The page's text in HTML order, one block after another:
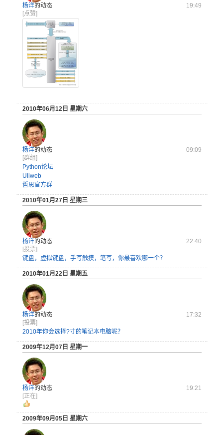
杨洋的动态
19:49
[点赞]
2010年06月12日 星期六
杨洋的动态
09:09
[群组]
Python论坛
Uliweb
哲思官方群
2010年01月27日 星期三
杨洋的动态
22:40
[投票]
键盘，虚拟键盘，手写触摸，笔写，你最喜欢哪一个？
2010年01月22日 星期五
杨洋的动态
17:32
[投票]
2010年你会选择?寸的笔记本电脑呢？
2009年12月07日 星期一
杨洋的动态
19:21
[正在]
2009年09月05日 星期六